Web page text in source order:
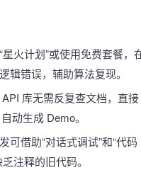
火计划”或使用免费套餐，
辑错误，辅助算法复现。
库无需反复查文档，直接
动生成 Demo。
可借助“对话式调试”和“代码
注释的旧代码。